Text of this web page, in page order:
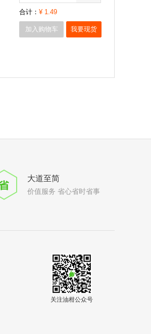
合计： ¥ 1.49
加入购物车 我要现货
大道至简
价值服务 省心省时省事
关注油柑公众号